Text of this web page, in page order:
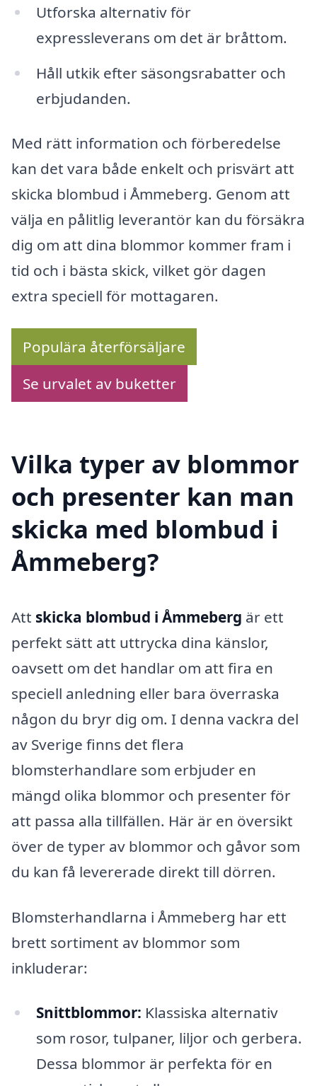
Utforska alternativ för
expressleverans om det är bråttom.
Håll utkik efter säsongsrabatter och
erbjudanden.
Med rätt information och förberedelse
kan det vara både enkelt och prisvärt att
skicka blombud i Åmmeberg. Genom att
välja en pålitlig leverantör kan du försäkra
dig om att dina blommor kommer fram i
tid och i bästa skick, vilket gör dagen
extra speciell för mottagaren.
Populära återförsäljare
Se urvalet av buketter
Vilka typer av blommor
och presenter kan man
skicka med blombud i
Åmmeberg?
Att skicka blombud i Åmmeberg är ett
perfekt sätt att uttrycka dina känslor,
oavsett om det handlar om att fira en
speciell anledning eller bara överraska
någon du bryr dig om. I denna vackra del
av Sverige finns det flera
blomsterhandlare som erbjuder en
mängd olika blommor och presenter för
att passa alla tillfällen. Här är en översikt
över de typer av blommor och gåvor som
du kan få levererade direkt till dörren.
Blomsterhandlarna i Åmmeberg har ett
brett sortiment av blommor som
inkluderar:
Snittblommor: Klassiska alternativ
som rosor, tulpaner, liljor och gerbera.
Dessa blommor är perfekta för en